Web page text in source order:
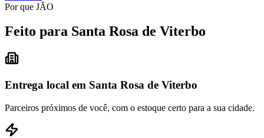
Por que JÃO
Feito para Santa Rosa de Viterbo
Entrega local em Santa Rosa de Viterbo
Parceiros próximos de você, com o estoque certo para a sua cidade.